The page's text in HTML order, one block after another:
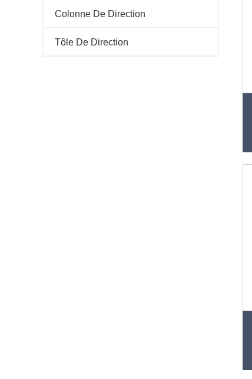
Colonne De Direction
Tôle De Direction